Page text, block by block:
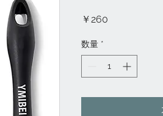
￥260
数量 *